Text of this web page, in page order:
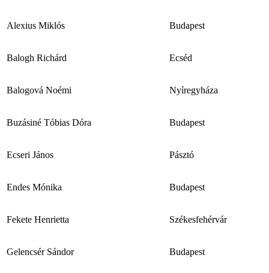
Alexius Miklós Budapest
Balogh Richárd Ecséd
Balogová Noémi Nyíregyháza
Buzásiné Tóbias Dóra Budapest
Ecseri János Pásztó
Endes Mónika Budapest
Fekete Henrietta Székesfehérvár
Gelencsér Sándor Budapest